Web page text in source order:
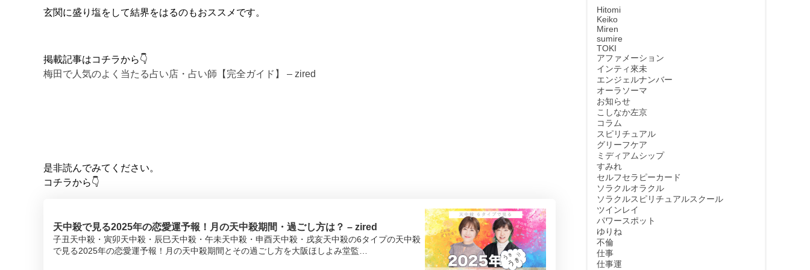
玄関に盛り塩をして結界をはるのもおススメです。
掲載記事はコチラから👇
梅田で人気のよく当たる占い店・占い師【完全ガイド】 – zired
是非読んでみてください。
コチラから👇
天中殺で見る2025年の恋愛運予報！月の天中殺期間・過ごし方は？ – zired
子丑天中殺・寅卯天中殺・辰巳天中殺・午未天中殺・申酉天中殺・戌亥天中殺の6タイプの天中殺
で見る2025年の恋愛運予報！月の天中殺期間とその過ごし方を大阪ほしよみ堂監…
Hitomi
Keiko
Miren
sumire
TOKI
アファメーション
インティ來未
エンジェルナンバー
オーラソーマ
お知らせ
こしなか左京
コラム
スピリチュアル
グリーフケア
ミディアムシップ
すみれ
セルフセラピーカード
ソラクルオラクル
ソラクルスピリチュアルスクール
ツインレイ
パワースポット
ゆりね
不倫
仕事
仕事運